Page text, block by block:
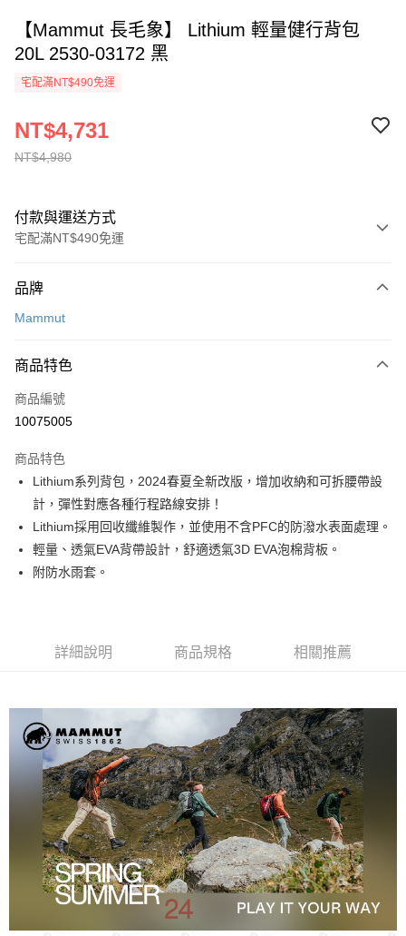
【Mammut 長毛象】 Lithium 輕量健行背包
20L 2530-03172 黑
宅配滿NT$490免運
NT$4,980
NT$4,731
付款與運送方式
宅配滿NT$490免運
信用卡一次付款
3 期 0 利率 每期
合作金庫商業銀行
上海商業儲蓄銀行
臺灣中小企業銀行
匯豐（台灣）商業銀行
華泰商業銀行
聯邦商業銀行
元大商業銀行
永豐商業銀行
玉山商業銀行
星展（台灣）商業銀行
台灣樂天信用卡公司
LINE Pay
Apple Pay
ATM付款
運送方式
付款後門市自取
品牌
Mammut
商品特色
商品編號
10075005
商品特色
Lithium系列背包，2024春夏全新改版，增加收納和可拆腰帶設
計，彈性對應各種行程路線安排！
Lithium採用回收纖維製作，並使用不含PFC的防潑水表面處理。
輕量、透氣EVA背帶設計，舒適透氣3D EVA泡棉背板。
附防水雨套。
詳細說明 商品規格 相關推薦